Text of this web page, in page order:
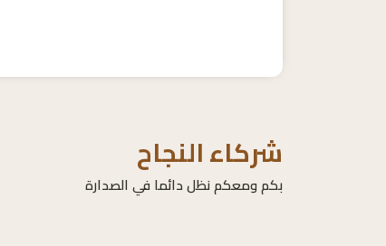
شركاء النجاح
بكم ومعكم نظل دائما في الصدارة